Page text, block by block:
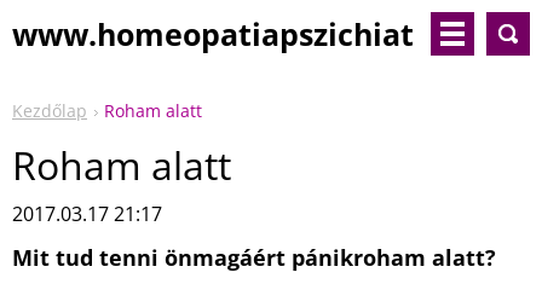
www.homeopatiapszichiat
Kezdőlap Roham alatt
Roham alatt
2017.03.17 21:17
Mit tud tenni önmagáért pánikroham alatt?